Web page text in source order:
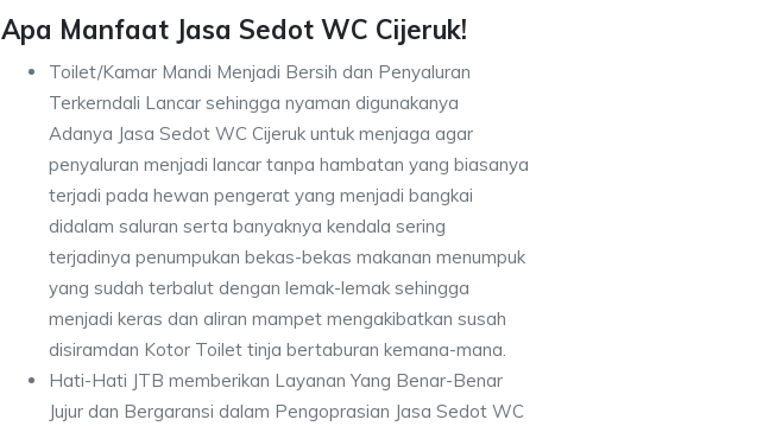
Apa Manfaat Jasa Sedot WC Cijeruk!
Toilet/Kamar Mandi Menjadi Bersih dan Penyaluran
Terkerndali Lancar sehingga nyaman digunakanya
Adanya Jasa Sedot WC Cijeruk untuk menjaga agar
penyaluran menjadi lancar tanpa hambatan yang biasanya
terjadi pada hewan pengerat yang menjadi bangkai
didalam saluran serta banyaknya kendala sering
terjadinya penumpukan bekas-bekas makanan menumpuk
yang sudah terbalut dengan lemak-lemak sehingga
menjadi keras dan aliran mampet mengakibatkan susah
disiramdan Kotor Toilet tinja bertaburan kemana-mana.
Hati-Hati JTB memberikan Layanan Yang Benar-Benar
Jujur dan Bergaransi dalam Pengoprasian Jasa Sedot WC